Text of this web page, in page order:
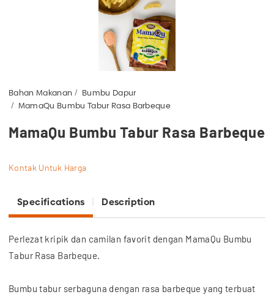
Bahan Makanan
Bumbu Dapur
MamaQu Bumbu Tabur Rasa Barbeque
MamaQu Bumbu Tabur Rasa Barbeque
Kontak Untuk Harga
Specifications Description
Perlezat kripik dan camilan favorit dengan MamaQu Bumbu
Tabur Rasa Barbeque.
Bumbu tabur serbaguna dengan rasa barbeque yang terbuat